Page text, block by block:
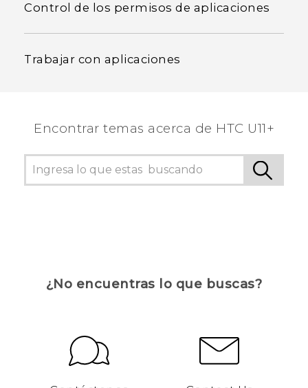
Control de los permisos de aplicaciones
Trabajar con aplicaciones
Encontrar temas acerca de HTC U11+
¿No encuentras lo que buscas?